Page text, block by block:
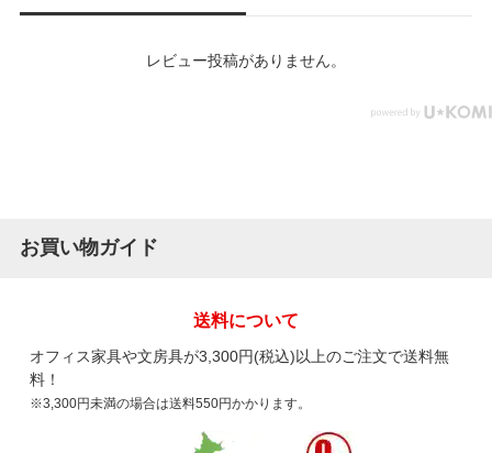
レビュー投稿がありません。
お買い物ガイド
送料について
オフィス家具や文房具が3,300円(税込)以上のご注文で送料無
料！
※3,300円未満の場合は送料550円かかります。